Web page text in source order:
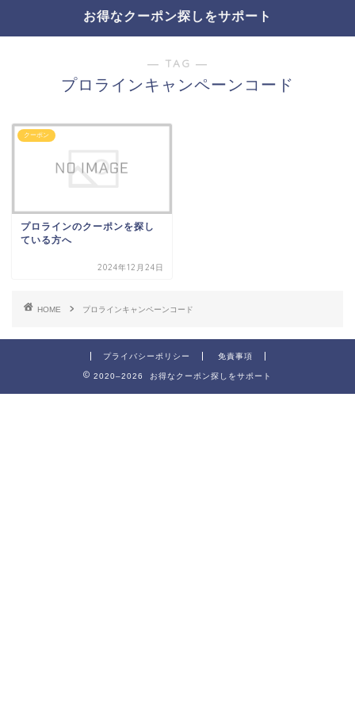
お得なクーポン探しをサポート
― TAG ―
プロラインキャンペーンコード
クーポン
プロラインのクーポンを探し
ている方へ
2024年12月24日
HOME プロラインキャンペーンコード
プライバシーポリシー 免責事項
2020–2026 お得なクーポン探しをサポート